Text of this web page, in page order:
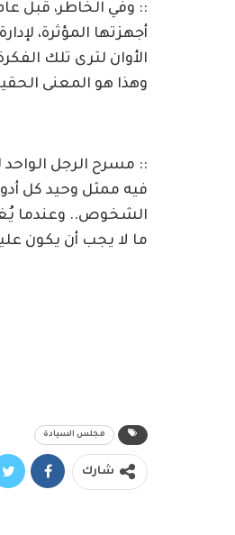
:: وفي الخاطر، قبل
أجهزتها المؤثرة،
الأوان لترى تلك
وهذا هو المعنى
:: مسرح الرجل الواحد
فيه ممثل وحيد كل
الشخوص.. وعندما
ما لا يجب أن يكون
مجلس السيادة
شارك